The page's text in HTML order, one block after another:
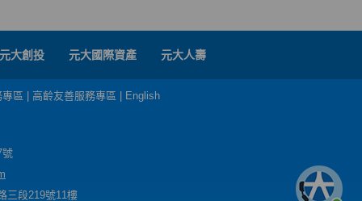
元大創投 元大國際資產 元大人壽
區 高齡友善服務專區 English
號
三段219號11樓